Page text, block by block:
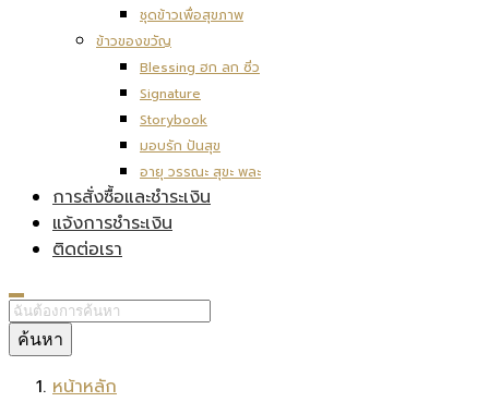
ชุดข้าวเพื่อสุขภาพ
ข้าวของขวัญ
Blessing ฮก ลก ซิ่ว
Signature
Storybook
มอบรัก ปันสุข
อายุ วรรณะ สุขะ พละ
การสั่งซื้อและชำระเงิน
แจ้งการชำระเงิน
ติดต่อเรา
ค้นหา
หน้าหลัก